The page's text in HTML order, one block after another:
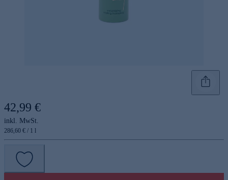
42,99 €
inkl. MwSt.
286,60 € / 1 l